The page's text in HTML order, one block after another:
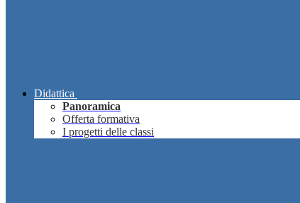
Didattica
Panoramica
Offerta formativa
I progetti delle classi